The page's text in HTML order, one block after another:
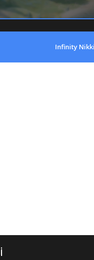
Infinity Nikki